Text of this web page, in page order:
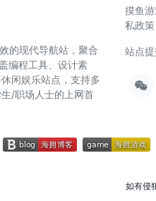
的现代导航站，聚合
编程工具、设计素
闲娱乐站点，支持多
/职场人士的上网首
摸鱼
私政策
站点
如有侵